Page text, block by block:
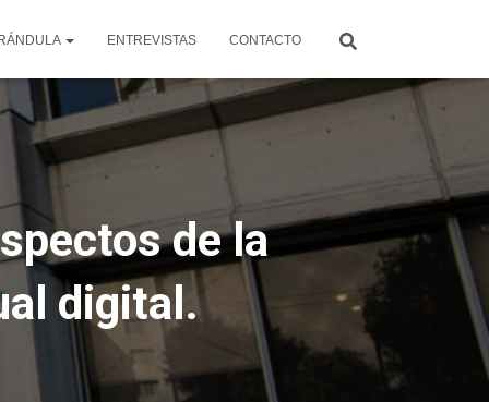
ENTREVISTAS CONTACTO
de la
digital.